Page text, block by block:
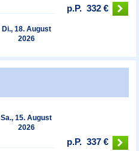
Di., 18. August
2026
p.P. 332 €
Sa., 15. August
2026
p.P. 337 €